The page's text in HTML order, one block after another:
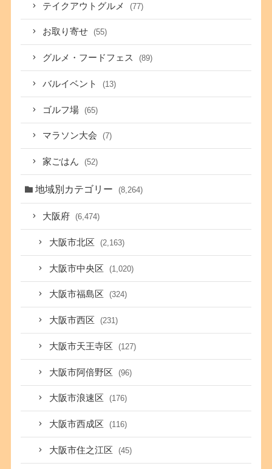
テイクアウトグルメ (77)
お取り寄せ (55)
グルメ・フードフェス (89)
バルイベント (13)
ゴルフ場 (65)
マラソン大会 (7)
家ごはん (52)
地域別カテゴリー (8,264)
大阪府 (6,474)
大阪市北区 (2,163)
大阪市中央区 (1,020)
大阪市福島区 (324)
大阪市西区 (231)
大阪市天王寺区 (127)
大阪市阿倍野区 (96)
大阪市浪速区 (176)
大阪市西成区 (116)
大阪市住之江区 (45)